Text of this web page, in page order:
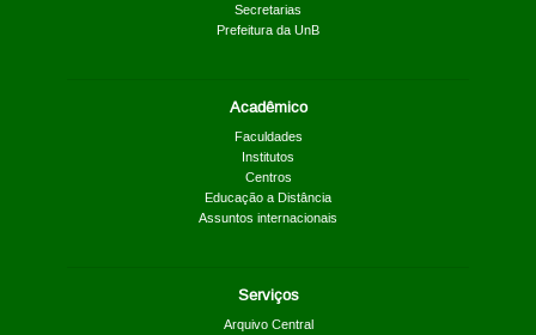
Secretarias
Prefeitura da UnB
Acadêmico
Faculdades
Institutos
Centros
Educação a Distância
Assuntos internacionais
Serviços
Arquivo Central